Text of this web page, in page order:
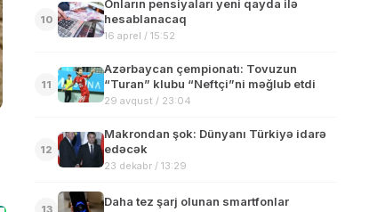
10
Onların pensiyaları yeni qayda ilə
hesablanacaq
16 aprel / 15:52
11
Azərbaycan çempionatı: Tovuzun
“Turan” klubu “Neftçi”ni məğlub etdi
29 avqust / 23:04
12
Makrondan şok: Dünyanı Türkiyə idarə
edəcək
23 dekabr / 13:29
13
Daha tez şarj olunan smartfonlar